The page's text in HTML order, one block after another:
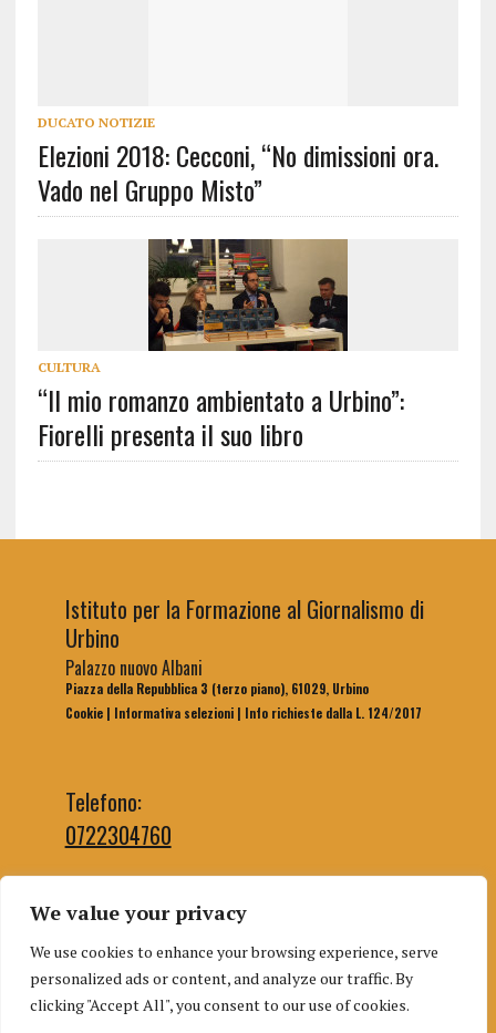
We value your privacy
We use cookies to enhance your browsing experience, serve
personalized ads or content, and analyze our traffic. By
clicking "Accept All", you consent to our use of cookies.
DUCATO NOTIZIE
Elezioni 2018: Cecconi, “No dimissioni ora.
Vado nel Gruppo Misto”
CULTURA
“Il mio romanzo ambientato a Urbino”:
Fiorelli presenta il suo libro
Istituto per la Formazione al Giornalismo di
Urbino
Palazzo nuovo Albani
Piazza della Repubblica 3 (terzo piano), 61029, Urbino
Cookie| Informativa selezioni| Info richieste dalla L. 124/2017
Telefono:
0722304760
Email segreteria:
segreteriaifg@uniurb.it
Email redazione: